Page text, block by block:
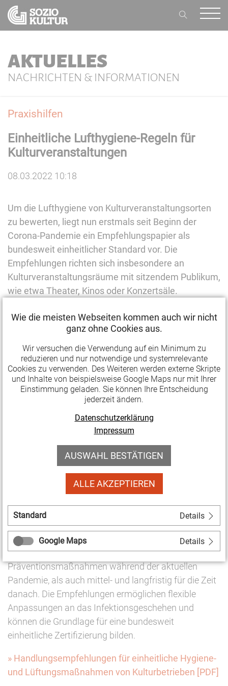
AKTUELLES
NACHRICHTEN & INFORMATIONEN
Praxishilfen
Einheitliche Lufthygiene-Regeln für
Kulturveranstaltungen
08.03.2022 10:18
Um die Lufthygiene von Kulturveranstaltungsorten
zu bewerten, liegt nun erstmals seit Beginn der
Corona-Pandemie ein Empfehlungspapier als
bundesweit einheitlicher Standard vor. Die
Empfehlungen richten sich insbesondere an
Kulturveranstaltungsräume mit sitzendem Publikum,
wie etwa Theater, Kinos oder Konzertsäle.
Erarbeitet hat das Papier ein interdisziplinäres
Gremium von Wissenschaftlerinnen und
Kulturveranstalterinnen und -veranstaltern und des
Umweltbundesamtes. Initiiert hatte dies die
Staatsministerin für Kultur und Medien.
"Die Empfehlungen sind eine gute Grundlage für
bundesweit einheitlichere Corona-Regeln in der
Kultur", erklärt Claudia Roth dazu. Sie würden dazu
beitragen, dass vorbildliche Hygiene bei zukünftigen
Schutzmaßnahmen stärker berücksichtigt werde und
pauschale Schließungen von Kultureinrichtungen
vermieden würden, so die Kulturstaatsministerin.
Durch die Empfehlungen erhalten Betreiberinnen und
Betreiber von Kulturveranstaltungsräumen eine
einheitliche Orientierung für Hygienemaßnahmen vor
Ort. Dies gilt sowohl für kurzfristige
Präventionsmaßnahmen während der aktuellen
Pandemie, als auch mittel- und langfristig für die Zeit
danach. Die Empfehlungen ermöglichen flexible
Anpassungen an das Infektionsgeschehen und
können die Grundlage für eine bundesweit
einheitliche Zertifizierung bilden.
» Handlungsempfehlungen für einheitliche Hygiene-
und Lüftungsmaßnahmen von Kulturbetrieben [PDF]
Wie die meisten Webseiten kommen auch wir nicht
ganz ohne Cookies aus.
Wir versuchen die Verwendung auf ein Minimum zu
reduzieren und nur notwendige und systemrelevante
Cookies zu verwenden. Des Weiteren werden externe Skripte
und Inhalte von beispielsweise Google Maps nur mit Ihrer
Einstimmung geladen. Sie können Ihre Entscheidung
jederzeit ändern.
Datenschutzerklärung
Impressum
AUSWAHL BESTÄTIGEN
ALLE AKZEPTIEREN
Standard Details
Google Maps Details